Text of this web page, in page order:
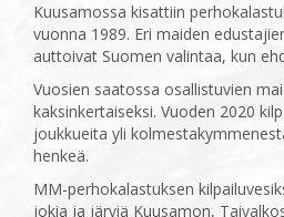
Kuusamossa kisattiin
vuonna 1989. Eri maiden
auttoivat Suomen valintaa, kun
Vuosien saatossa osallistuvien
kaksinkertaiseksi. Vuoden 2020
joukkueita yli
henkeä.
MM-perhokalastuksen
jokia ja järviä Kuusamon,